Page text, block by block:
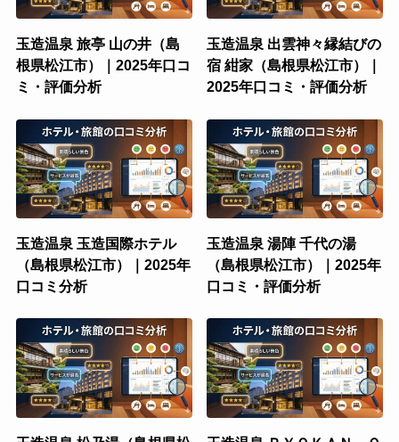
玉造温泉 旅亭 山の井（島
根県松江市）｜2025年口コ
ミ・評価分析
玉造温泉 出雲神々縁結びの
宿 紺家（島根県松江市）｜
2025年口コミ・評価分析
玉造温泉 玉造国際ホテル
（島根県松江市）｜2025年
口コミ分析
玉造温泉 湯陣 千代の湯
（島根県松江市）｜2025年
口コミ・評価分析